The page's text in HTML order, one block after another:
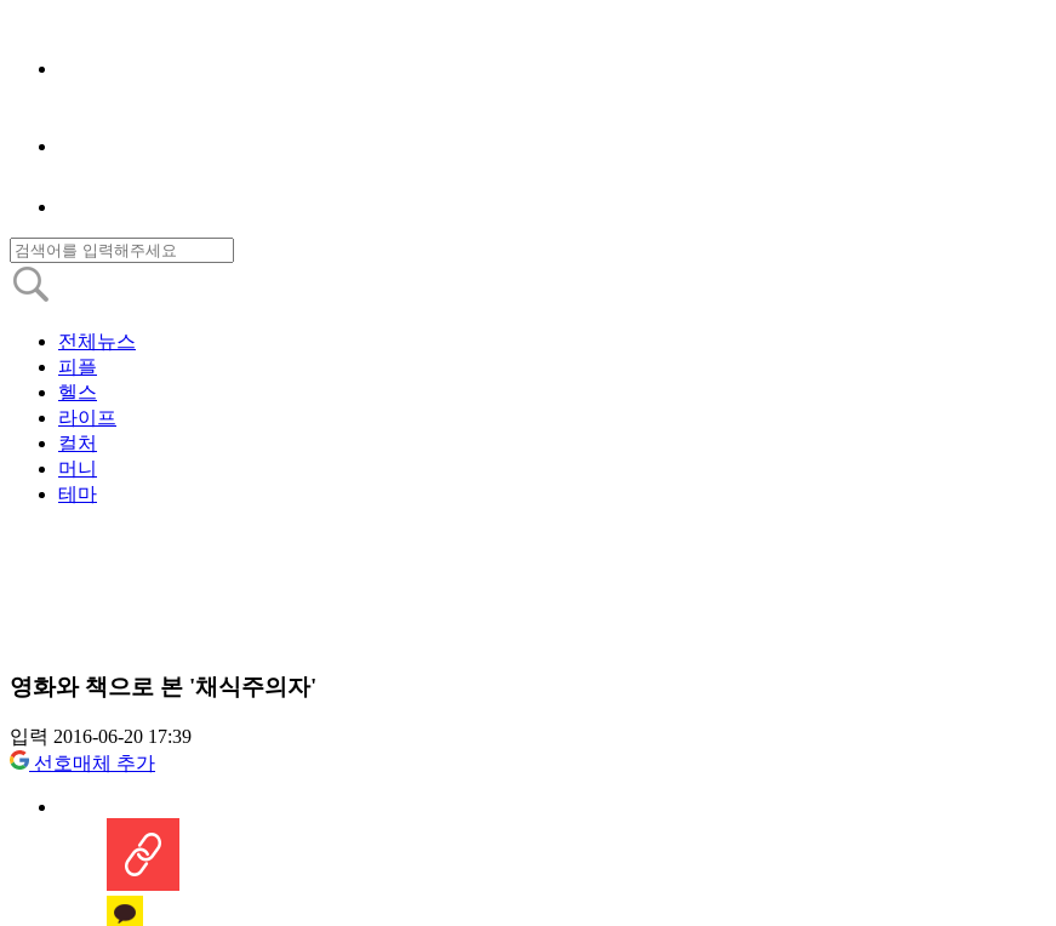
전체뉴스
피플
헬스
라이프
컬처
머니
테마
영화와 책으로 본 '채식주의자'
입력 2016-06-20 17:39
선호매체 추가